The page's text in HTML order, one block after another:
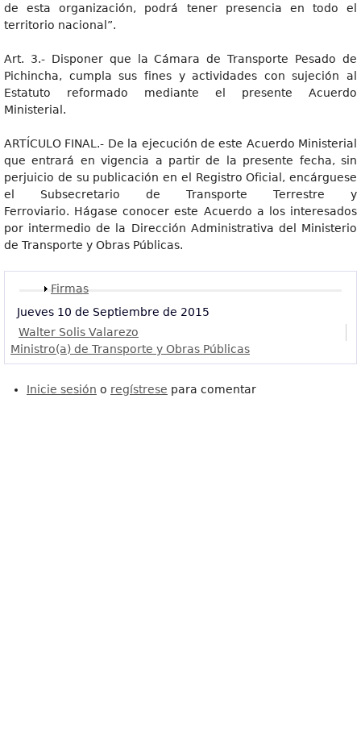
de esta organización, podrá tener presencia en todo el
territorio nacional”.
Art. 3.- Disponer que la Cámara de Transporte Pesado de
Pichincha, cumpla sus fines y actividades con sujeción al
Estatuto reformado mediante el presente Acuerdo
Ministerial.
ARTÍCULO FINAL.- De la ejecución de este Acuerdo Ministerial
que entrará en vigencia a partir de la presente fecha, sin
perjuicio de su publicación en el Registro Oficial, encárguese
el Subsecretario de Transporte Terrestre y
Ferroviario. Hágase conocer este Acuerdo a los interesados
por intermedio de la Dirección Administrativa del Ministerio
de Transporte y Obras Públicas.
Mostrar
Firmas
Jueves 10 de Septiembre de 2015
Walter Solis Valarezo
Ministro(a) de Transporte y Obras Públicas
Inicie sesión o regístrese para comentar